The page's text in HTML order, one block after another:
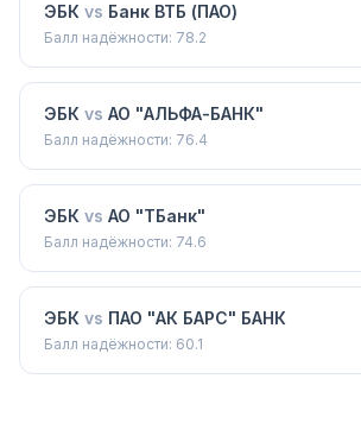
ЭБК vs Банк ВТБ (ПАО)
Балл надёжности: 78.2
ЭБК vs АО "АЛЬФА-БАНК"
Балл надёжности: 76.4
ЭБК vs АО "ТБанк"
Балл надёжности: 74.6
ЭБК vs ПАО "АК БАРС" БАНК
Балл надёжности: 60.1